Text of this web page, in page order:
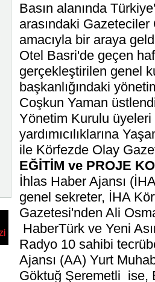
Basın alanında
arasındaki
amacıyla bir araya
Otel Basri'de geçen
gerçekleştirilen genel
başkanlığındaki
Coşkun Yaman
Yönetim Kurulu üyeleri
yardımıcılıklarına
ile Körfezde Olay
EĞİTİM ve PROJE
İhlas Haber Ajansı
genel sekreter, İHA
Gazetesi'nden Ali
HaberTürk ve Yeni
Radyo 10 sahibi
Ajansı (AA) Yurt
Göktuğ Şeremetli ise,